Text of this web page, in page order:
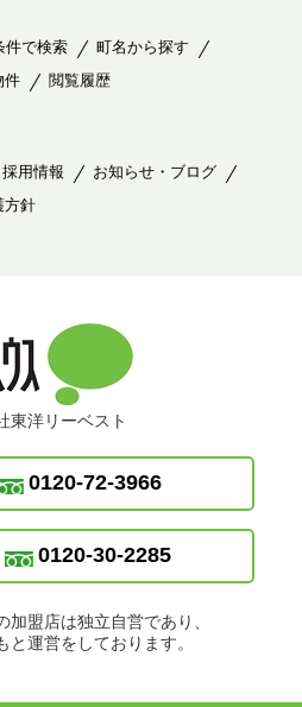
件で検索
町名から探す
件 閲覧履歴
採用情報
お知らせ・ブログ
方針
東洋リーベスト
0120-72-3966
0120-30-2285
盟店は独立自営であり、
と運営をしております。